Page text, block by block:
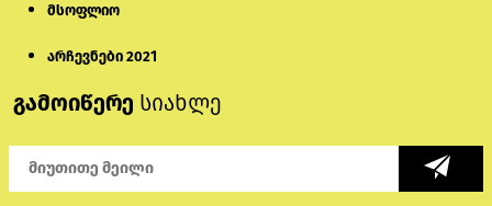
მსოფლიო
არჩევნები 2021
გამოიწერე სიახლე